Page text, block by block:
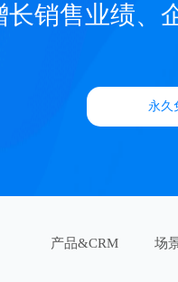
销售业绩、
永久
产品&CRM 场